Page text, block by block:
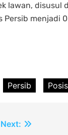
lawan, disusul
menjadi
Persib
Next: